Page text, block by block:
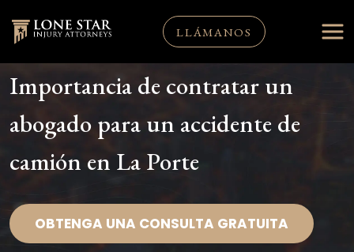
LLÁMANOS
Importancia de contratar un
abogado para un accidente de
camión en La Porte
OBTENGA UNA CONSULTA GRATUITA